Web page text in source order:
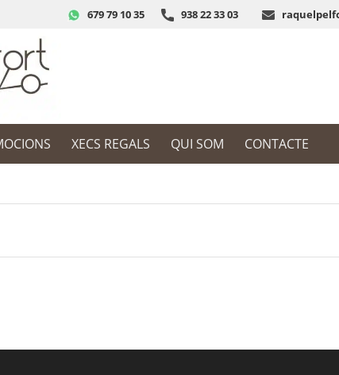
679 79 10 35 938 22 33 03
XECS REGALS QUI SOM CONTACTE